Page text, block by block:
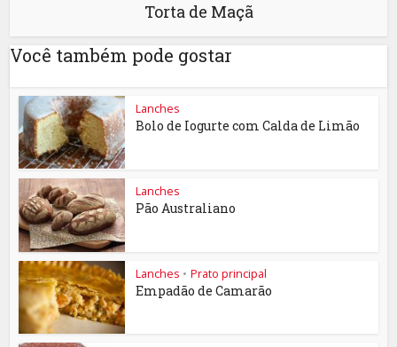
Torta de Maçã
Você também pode gostar
Lanches
Bolo de Iogurte com Calda de Limão
Lanches
Pão Australiano
Lanches • Prato principal
Empadão de Camarão